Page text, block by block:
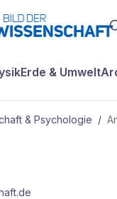
Erde & Umwelt
& Psychologie /